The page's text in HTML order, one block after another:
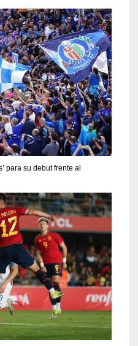
para su debut frente al